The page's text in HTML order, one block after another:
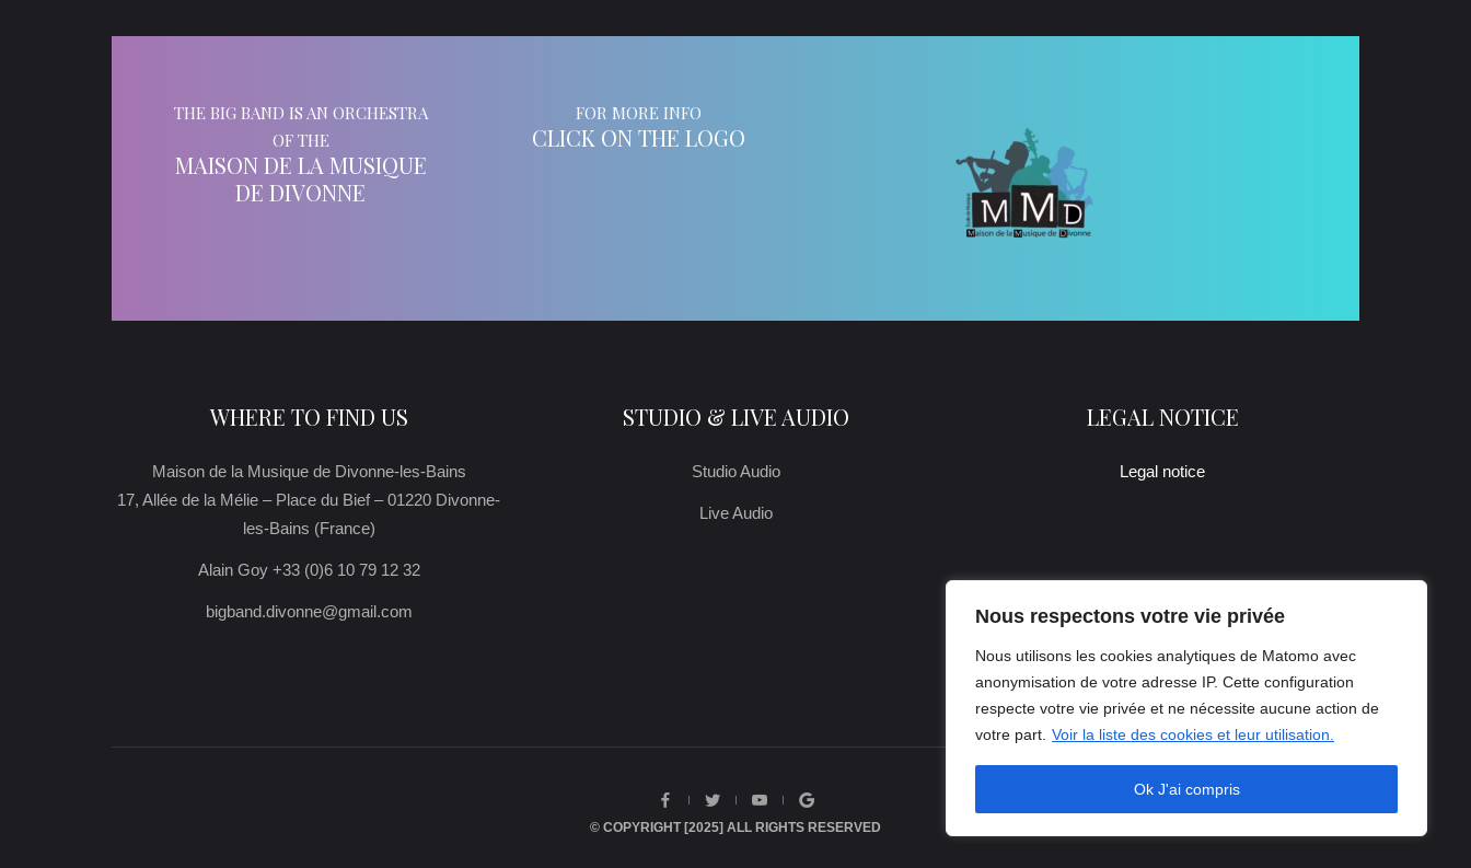
Nous respectons votre vie privée
Nous utilisons les cookies analytiques de Matomo avec
anonymisation de votre adresse IP. Cette configuration
respecte votre vie privée et ne nécessite aucune action de
votre part. Voir la liste des cookies et leur utilisation.
Ok J'ai compris
THE BIG BAND IS AN ORCHESTRA
OF THE
MAISON DE LA MUSIQUE
DE DIVONNE
FOR MORE INFO
CLICK ON THE LOGO
WHERE TO FIND US
Maison de la Musique de Divonne-les-Bains
17, Allée de la Mélie – Place du Bief – 01220 Divonne-
les-Bains (France)
Alain Goy +33 (0)6 10 79 12 32
bigband.divonne@gmail.com
STUDIO & LIVE AUDIO
Studio Audio
Live Audio
LEGAL NOTICE
Legal notice
© COPYRIGHT [2025] ALL RIGHTS RESERVED